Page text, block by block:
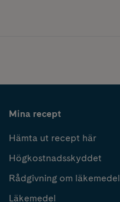
Mina recept
Hämta ut recept här
Högkostnadsskyddet
Rådgivning om läkemedel
Läkemedel